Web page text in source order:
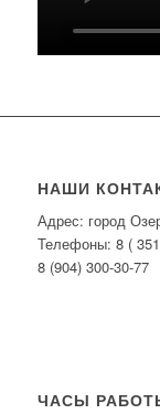
НАШИ
Адрес: город
Телефоны: 8 (
8 (904) 300-30-77
ЧАСЫ